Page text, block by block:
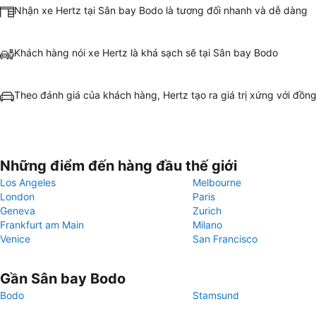
Nhận xe Hertz tại Sân bay Bodo là tương đối nhanh và dễ dàng
Khách hàng nói xe Hertz là khá sạch sẽ tại Sân bay Bodo
Theo đánh giá của khách hàng, Hertz tạo ra giá trị xứng với
Những điểm đến hàng đầu thế giới
Los Angeles
Melbourne
London
Paris
Geneva
Zurich
Frankfurt am Main
Milano
Venice
San Francisco
Gần Sân bay Bodo
Bodo Stamsund